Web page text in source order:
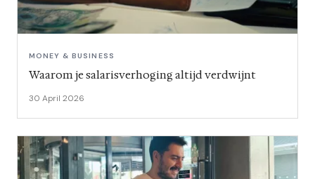
MONEY & BUSINESS
Waarom je salarisverhoging altijd verdwijnt
30 April 2026